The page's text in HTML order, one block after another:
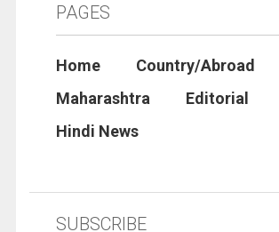
PAGES
Home
Country/Abroad
Maharashtra
Editorial
Hindi News
SUBSCRIBE